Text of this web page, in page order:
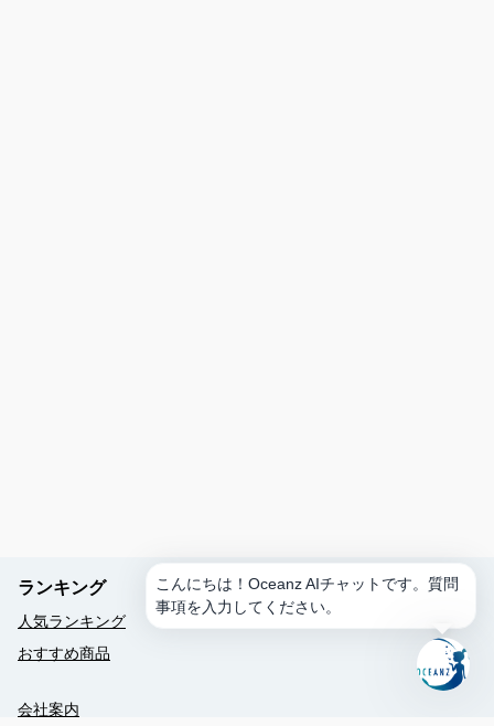
ランキング
人気ランキング
おすすめ商品
会社案内
こんにちは！Oceanz AIチャットです。質問
事項を入力してください。
ビ
テ
ィ
を